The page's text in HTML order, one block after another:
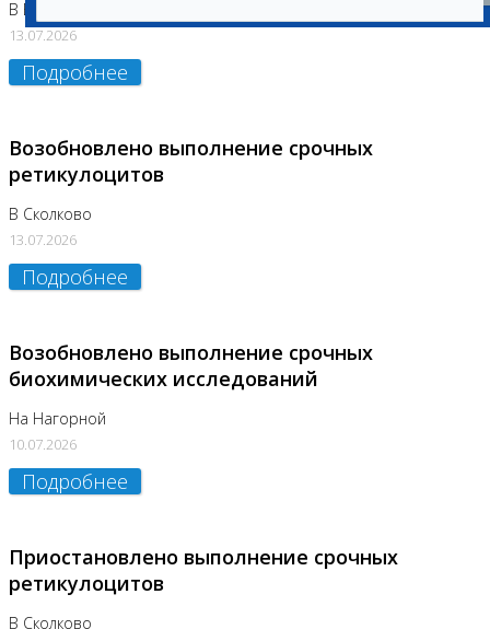
В Бутово
13.07.2026
Подробнее
Возобновлено выполнение срочных
ретикулоцитов
В Сколково
13.07.2026
Подробнее
Возобновлено выполнение срочных
биохимических исследований
На Нагорной
10.07.2026
Подробнее
Приостановлено выполнение срочных
ретикулоцитов
В Сколково